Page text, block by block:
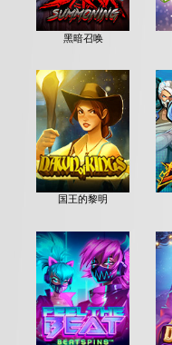
黑暗召唤
国王的黎明